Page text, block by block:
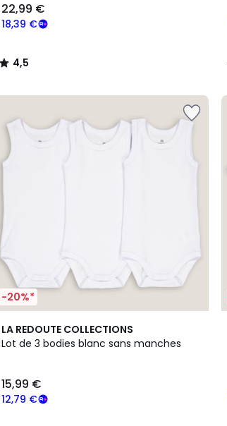
18,39 €
22,99 €
4,5
/
-20%*
LA REDOUTE COLLECTIONS
Lot de 3 bodies blanc sans manches
12,79 €
15,99 €
4,3
/ 5